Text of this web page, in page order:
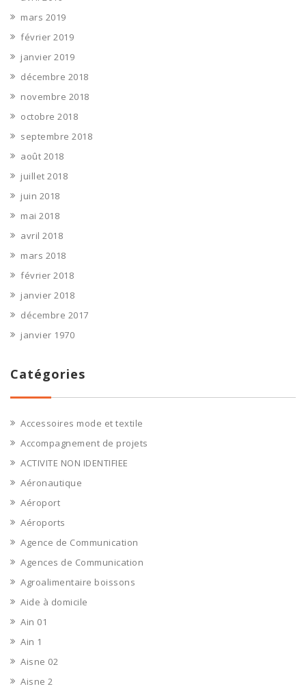
mars 2019
février 2019
janvier 2019
décembre 2018
novembre 2018
octobre 2018
septembre 2018
août 2018
juillet 2018
juin 2018
mai 2018
avril 2018
mars 2018
février 2018
janvier 2018
décembre 2017
janvier 1970
Catégories
Accessoires mode et textile
Accompagnement de projets
ACTIVITE NON IDENTIFIEE
Aéronautique
Aéroport
Aéroports
Agence de Communication
Agences de Communication
Agroalimentaire boissons
Aide à domicile
Ain 01
Ain 1
Aisne 02
Aisne 2